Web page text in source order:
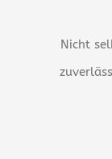
Nicht